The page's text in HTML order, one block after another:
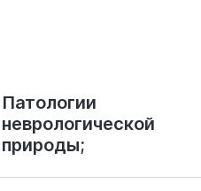
Патологии
неврологической
природы;